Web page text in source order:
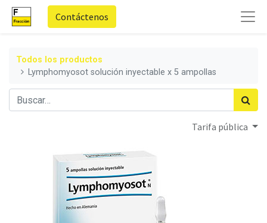
Contáctenos
Todos los productos
Lymphomyosot solución inyectable x 5 ampollas
Tarifa pública